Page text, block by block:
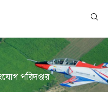
পরিদপ্তর